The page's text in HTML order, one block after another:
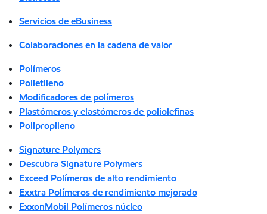
Servicios de eBusiness
Colaboraciones en la cadena de valor
Polímeros
Polietileno
Modificadores de polímeros
Plastómeros y elastómeros de poliolefinas
Polipropileno
Signature Polymers
Descubra Signature Polymers
Exceed Polímeros de alto rendimiento
Exxtra Polímeros de rendimiento mejorado
ExxonMobil Polímeros núcleo